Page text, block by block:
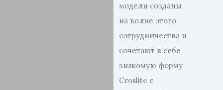
модели созданы
на волне этого
сотрудничества и
сочетают в себе
знакомую форму
Croslite с